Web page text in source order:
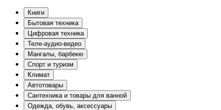
Книги
Бытовая техника
Цифровая техника
Теле-аудио-видео
Мангалы, барбекю
Спорт и туризм
Климат
Автотовары
Сантехника и товары для ванной
Одежда, обувь, аксессуары